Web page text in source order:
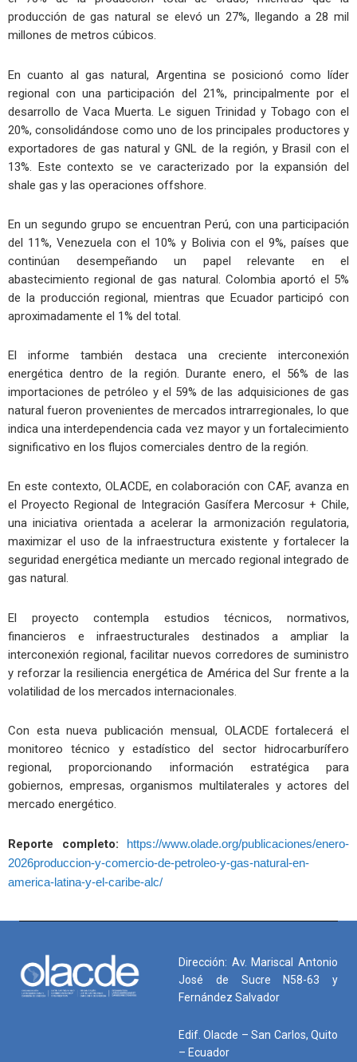
producción de gas natural se elevó un 27%, llegando a 28 mil
millones de metros cúbicos.
En cuanto al gas natural, Argentina se posicionó como líder
regional con una participación del 21%, principalmente por el
desarrollo de Vaca Muerta. Le siguen Trinidad y Tobago con el
20%, consolidándose como uno de los principales productores y
exportadores de gas natural y GNL de la región, y Brasil con el
13%. Este contexto se ve caracterizado por la expansión del
shale gas y las operaciones offshore.
En un segundo grupo se encuentran Perú, con una participación
del 11%, Venezuela con el 10% y Bolivia con el 9%, países que
continúan desempeñando un papel relevante en el
abastecimiento regional de gas natural. Colombia aportó el 5%
de la producción regional, mientras que Ecuador participó con
aproximadamente el 1% del total.
El informe también destaca una creciente interconexión
energética dentro de la región. Durante enero, el 56% de las
importaciones de petróleo y el 59% de las adquisiciones de gas
natural fueron provenientes de mercados intrarregionales, lo que
indica una interdependencia cada vez mayor y un fortalecimiento
significativo en los flujos comerciales dentro de la región.
En este contexto, OLACDE, en colaboración con CAF, avanza en
el Proyecto Regional de Integración Gasífera Mercosur + Chile,
una iniciativa orientada a acelerar la armonización regulatoria,
maximizar el uso de la infraestructura existente y fortalecer la
seguridad energética mediante un mercado regional integrado de
gas natural.
El proyecto contempla estudios técnicos, normativos,
financieros e infraestructurales destinados a ampliar la
interconexión regional, facilitar nuevos corredores de suministro
y reforzar la resiliencia energética de América del Sur frente a la
volatilidad de los mercados internacionales.
Con esta nueva publicación mensual, OLACDE fortalecerá el
monitoreo técnico y estadístico del sector hidrocarburífero
regional, proporcionando información estratégica para
gobiernos, empresas, organismos multilaterales y actores del
mercado energético.
Reporte completo:
https://www.olade.org/publicaciones/enero-
2026produccion-y-comercio-de-petroleo-y-gas-natural-en-
america-latina-y-el-caribe-alc/
Dirección: Av. Mariscal Antonio
José de Sucre N58-63 y
Fernández Salvador
Edif. Olacde – San Carlos, Quito
– Ecuador